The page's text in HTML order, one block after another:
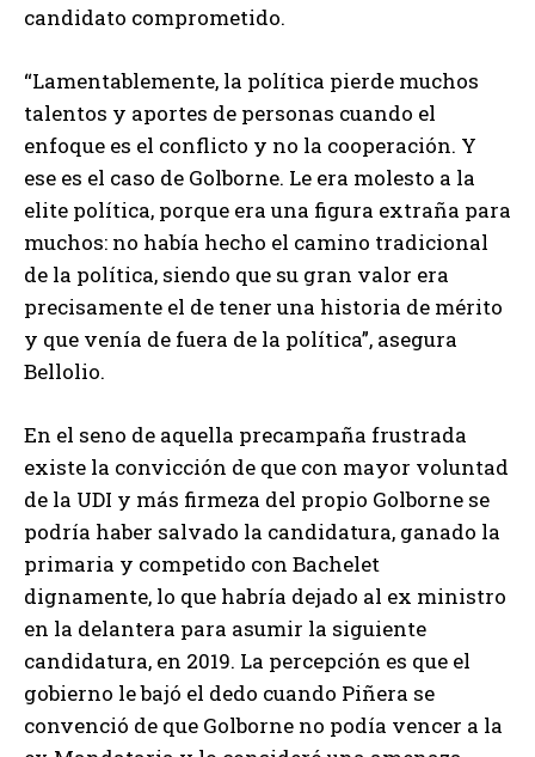
candidato comprometido.
“Lamentablemente, la política pierde muchos
talentos y aportes de personas cuando el
enfoque es el conflicto y no la cooperación. Y
ese es el caso de Golborne. Le era molesto a la
elite política, porque era una figura extraña para
muchos: no había hecho el camino tradicional
de la política, siendo que su gran valor era
precisamente el de tener una historia de mérito
y que venía de fuera de la política”, asegura
Bellolio.
En el seno de aquella precampaña frustrada
existe la convicción de que con mayor voluntad
de la UDI y más firmeza del propio Golborne se
podría haber salvado la candidatura, ganado la
primaria y competido con Bachelet
dignamente, lo que habría dejado al ex ministro
en la delantera para asumir la siguiente
candidatura, en 2019. La percepción es que el
gobierno le bajó el dedo cuando Piñera se
convenció de que Golborne no podía vencer a la